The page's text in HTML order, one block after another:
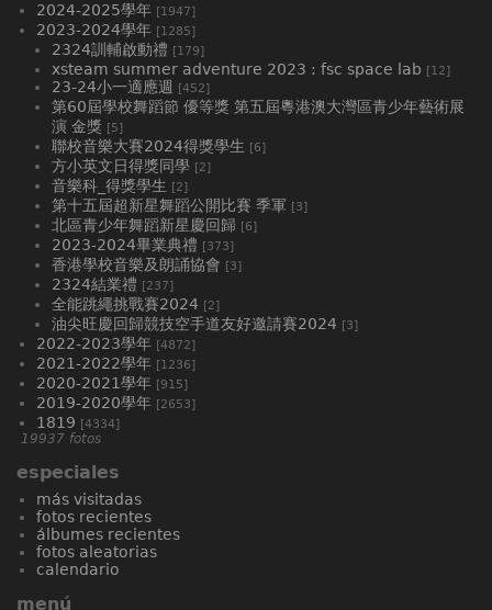
2024-2025學年 [1947]
2023-2024學年 [1285]
2324訓輔啟動禮 [179]
xsteam summer adventure 2023 : fsc space lab [12]
23-24小一適應週 [452]
第60屆學校舞蹈節 優等獎 第五屆粵港澳大灣區青少年藝術展
演 金獎 [5]
聯校音樂大賽2024得獎學生 [6]
方小英文日得獎同學 [2]
音樂科_得獎學生 [2]
第十五屆超新星舞蹈公開比賽 季軍 [3]
北區青少年舞蹈新星慶回歸 [6]
2023-2024畢業典禮 [373]
香港學校音樂及朗誦協會 [3]
2324結業禮 [237]
全能跳繩挑戰賽2024 [2]
油尖旺慶回歸競技空手道友好邀請賽2024 [3]
2022-2023學年 [4872]
2021-2022學年 [1236]
2020-2021學年 [915]
2019-2020學年 [2653]
1819 [4334]
19937 fotos
especiales
más visitadas
fotos recientes
álbumes recientes
fotos aleatorias
calendario
menú